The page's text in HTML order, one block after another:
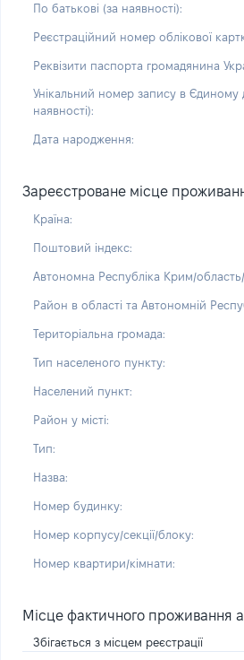
По батькові (за наявності):
Реєстраційний номер облікової
Реквізити паспорта громадянина
Унікальний номер запису в Єдиному
наявності):
Дата народження:
Зареєстроване місце
Країна:
Поштовий індекс:
Автономна Республіка Крим/
Район в області та Автономній
Територіальна громада:
Тип населеного пункту:
Населений пункт:
Район у місті:
Тип:
Назва:
Номер будинку:
Номер корпусу/секції/блоку:
Номер квартири/кімнати:
Місце фактичного проживання
Збігається з місцем реєстрації